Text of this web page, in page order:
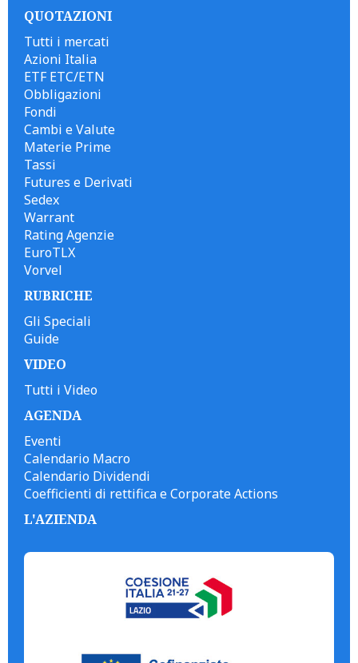
QUOTAZIONI
Tutti i mercati
Azioni Italia
ETF ETC/ETN
Obbligazioni
Fondi
Cambi e Valute
Materie Prime
Tassi
Futures e Derivati
Sedex
Warrant
Rating Agenzie
EuroTLX
Vorvel
RUBRICHE
Gli Speciali
Guide
VIDEO
Tutti i Video
AGENDA
Eventi
Calendario Macro
Calendario Dividendi
Coefficienti di rettifica e Corporate Actions
L'AZIENDA